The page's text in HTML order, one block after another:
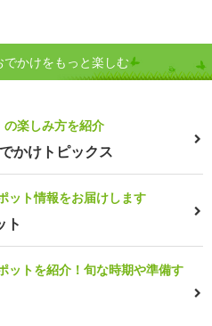
かけをもっと楽しむ
楽しみ方を紹介
かけトピックス
ット情報をお届けします
ト
ットを紹介！旬な時期や準備す